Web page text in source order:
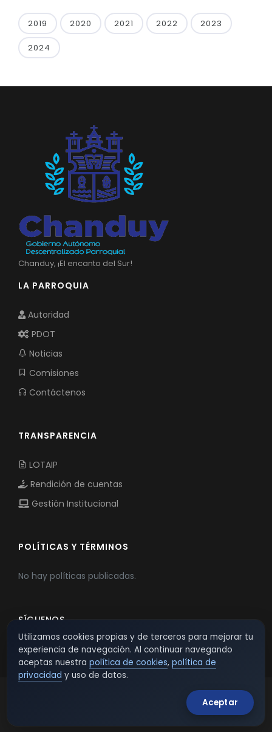
2019 2020 2021 2022 2023
2024
Chanduy, ¡El encanto del Sur!
LA PARROQUIA
Autoridad
PDOT
Noticias
Comisiones
Contáctenos
TRANSPARENCIA
LOTAIP
Rendición de cuentas
Gestión Institucional
POLÍTICAS Y TÉRMINOS
No hay políticas publicadas.
SÍGUENOS
© 2026 TSW - TecnoServiWeb. All Rights Reserved.
Utilizamos cookies propias y de terceros para mejorar tu
experiencia de navegación. Al continuar navegando
aceptas nuestra política de cookies, política de
privacidad y uso de datos.
Aceptar